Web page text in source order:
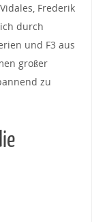
Frederik⁢
durch
und ​F3 aus
großer‍
zu